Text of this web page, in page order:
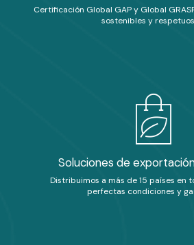
Certificación Global GAP y Global
sostenibles y
Soluciones de
Distribuimos a más de 15 países en
perfectas condiciones y